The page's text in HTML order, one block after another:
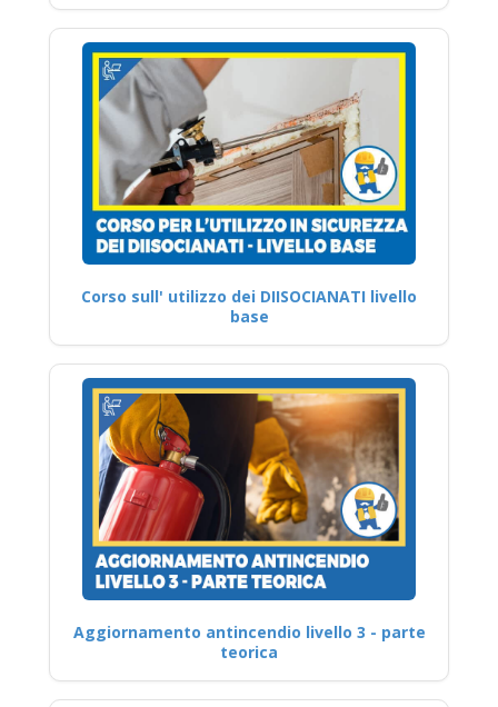
Corso sull' utilizzo dei DIISOCIANATI livello
base
Aggiornamento antincendio livello 3 - parte
teorica